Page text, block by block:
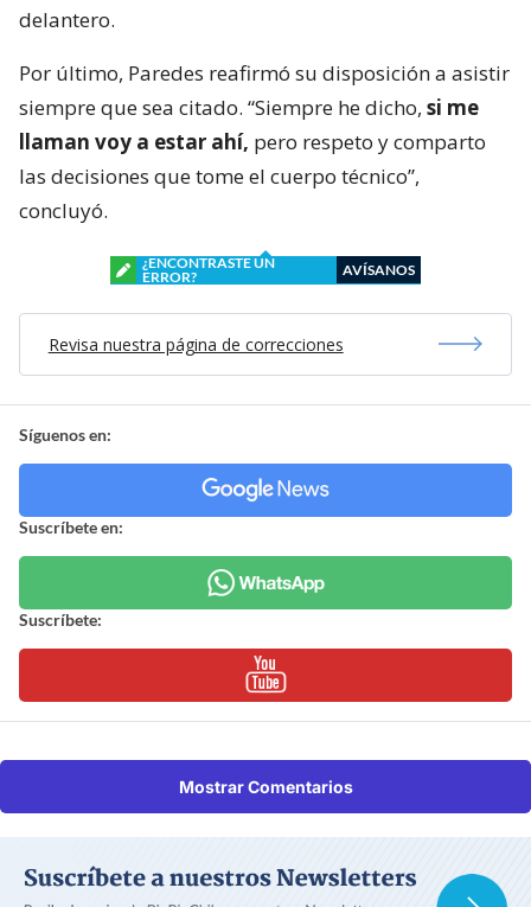
delantero.
Por último, Paredes reafirmó su disposición a asistir
siempre que sea citado. “Siempre he dicho, si me
llaman voy a estar ahí, pero respeto y comparto
las decisiones que tome el cuerpo técnico”,
concluyó.
¿ENCONTRASTE UN
ERROR?
AVÍSANOS
Revisa nuestra página de correcciones
Síguenos en:
Suscríbete en:
Suscríbete:
Mostrar Comentarios